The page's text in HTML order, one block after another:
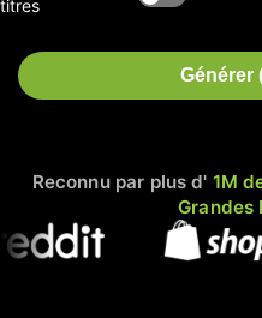
titres
Générer
Reconnu par plus d' 1M
Grandes